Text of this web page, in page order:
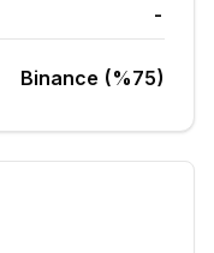
-
Binance (%75)